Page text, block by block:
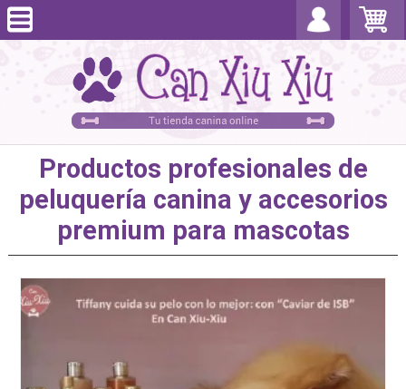
Productos profesionales de
peluquería canina y accesorios
premium para mascotas